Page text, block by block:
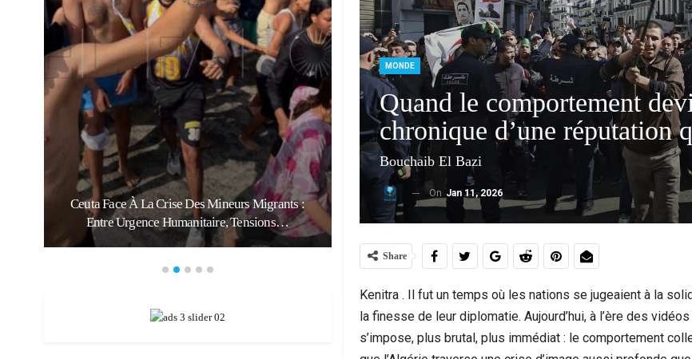
MONDE
Quand le comportement
chronique d’une réputation
Bouchaib El Bazi
On Jan 11, 2026
Share
Kenitra . Il fut un temps où les nations se jugeaient à la
la finesse de leur diplomatie. Aujourd’hui, à l’ère des
s’impose, plus brutal, plus immédiat : le comportement
Violence Urbaine À Bruxelles : Quand Un Geste
Anodin Révèle Les Fractures…
Ceuta : Les Messages Qui Poussent Au Départ, Le
Miroir D’un Malaise Social Plus…